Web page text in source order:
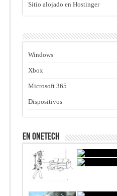
Sitio alojado en Hostinger
Windows
Xbox
Microsoft 365
Dispositivos
En Onetech